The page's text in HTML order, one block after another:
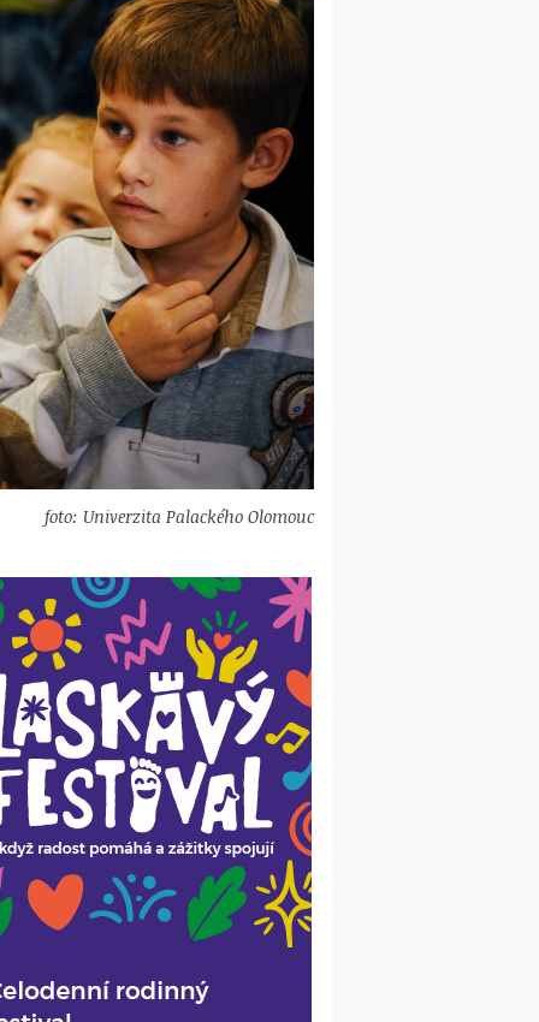
foto: Univerzita Palackého Olomouc